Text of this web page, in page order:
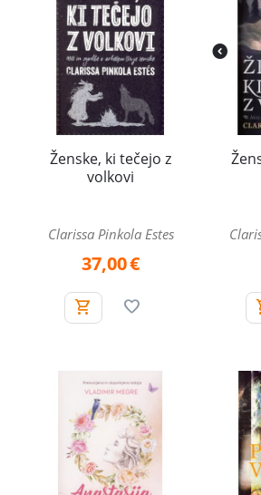
Ženske, ki tečejo z
volkovi
Clarissa Pinkola Estes
37,00€